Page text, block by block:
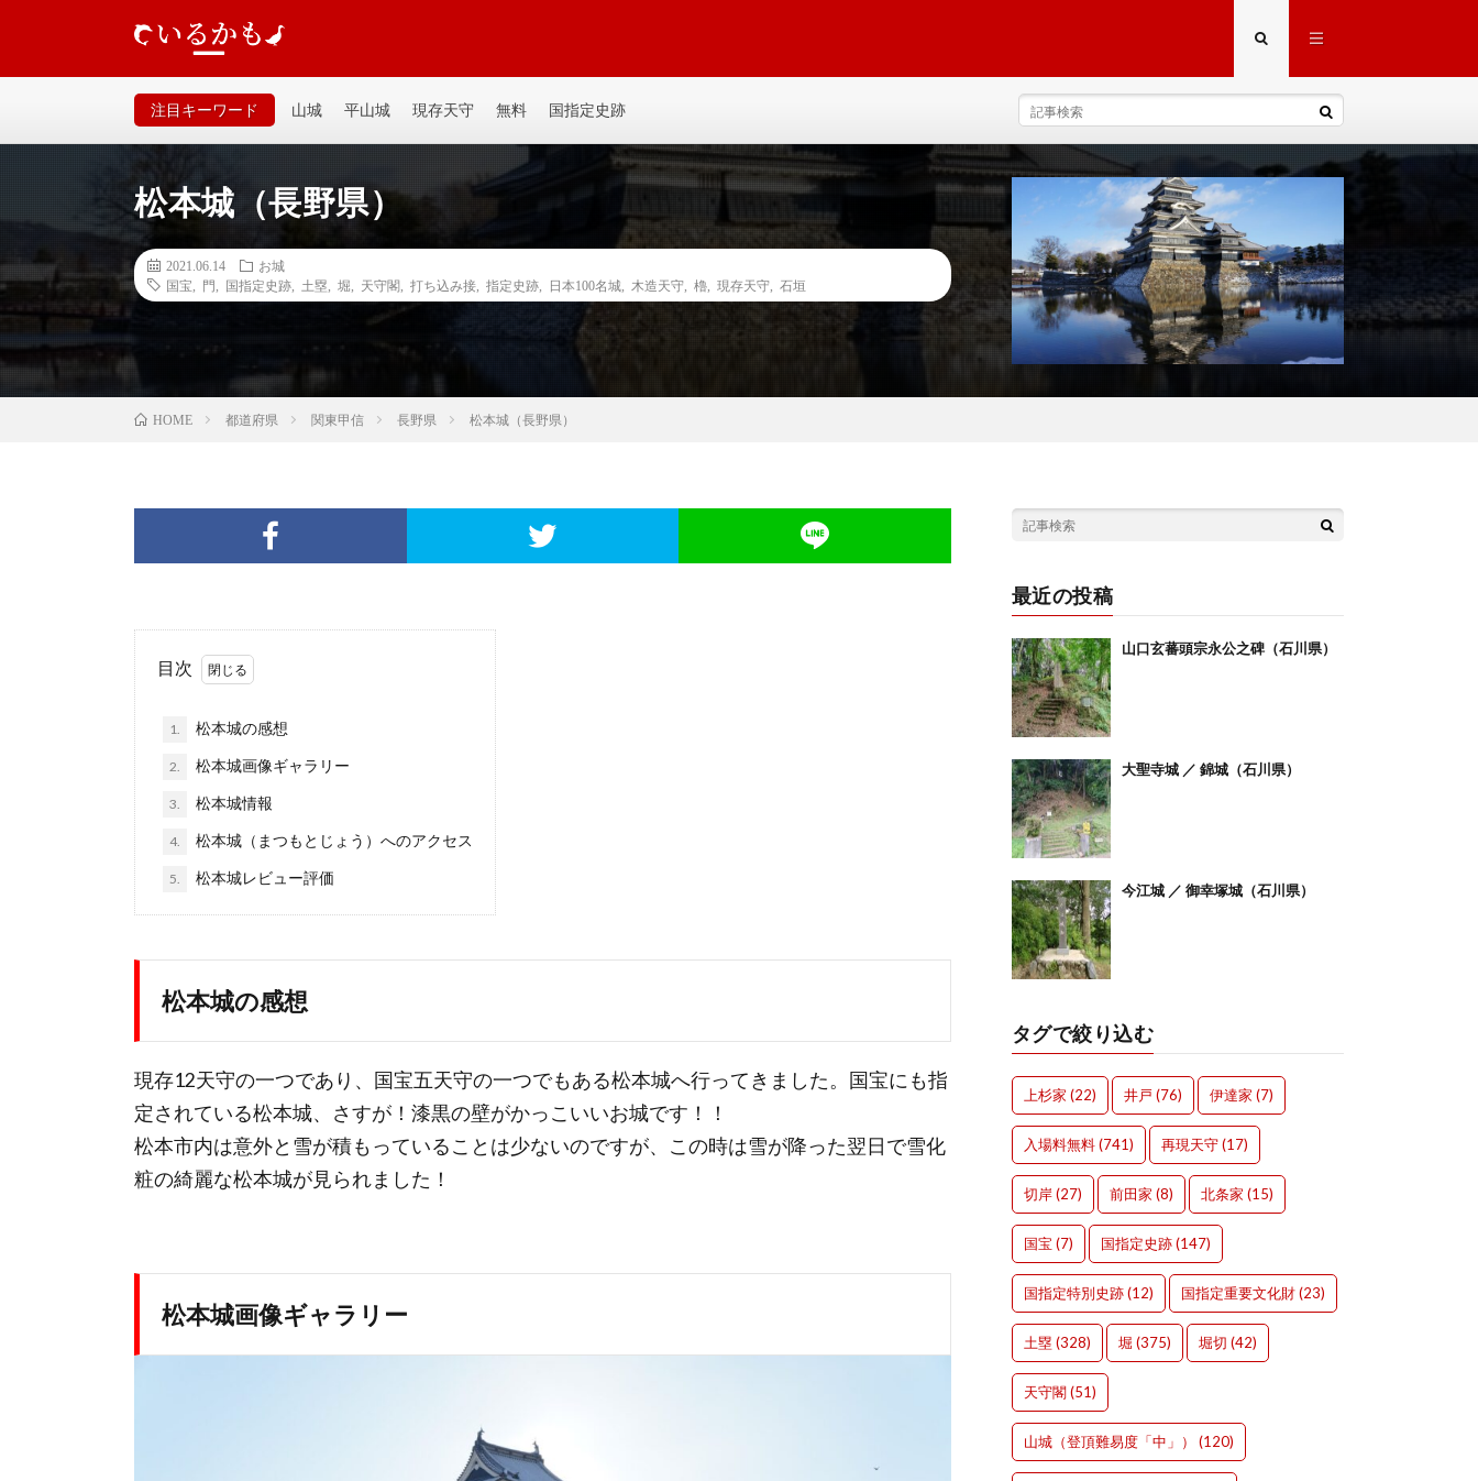
るいサイトなので気軽に見てください。
注目キーワード 山城 平山城 現存天守 無料 国指定史跡
松本城（長野県）
2021.06.14
お城
国宝
門 国指定史跡 土塁 堀 天守閣 打ち込み接 指定史跡 日本100名城 木造天守 櫓 現存天守 石垣
HOME 都道府県 関東甲信 長野県 松本城（長野県）
目次
1. 松本城の感想
2. 松本城画像ギャラリー
3. 松本城情報
4. 松本城（まつもとじょう）へのアクセス
5. 松本城レビュー評価
松本城の感想
現存12天守の一つであり、国宝五天守の一つでもある松本城へ行ってきました。国宝にも指
定されている松本城、さすが！漆黒の壁がかっこいいお城です！！
松本市内は意外と雪が積もっていることは少ないのですが、この時は雪が降った翌日で雪化
粧の綺麗な松本城が見られました！
松本城画像ギャラリー
最近の投稿
山口玄蕃頭宗永公之碑（石川県）
大聖寺城 ／ 錦城（石川県）
今江城 ／ 御幸塚城（石川県）
タグで絞り込む
上杉家 (22) 井戸 (76) 伊達家 (7)
入場料無料(741) 再現天守(17)
切岸(27) 前田家 (8) 北条家 (15)
国宝 (7) 国指定史跡(147)
国指定特別史跡(12) 国指定重要文化財(23)
土塁 (328) 堀 (375) 堀切 (42)
天守閣(51)
山城（登頂難易度「中」） (120)